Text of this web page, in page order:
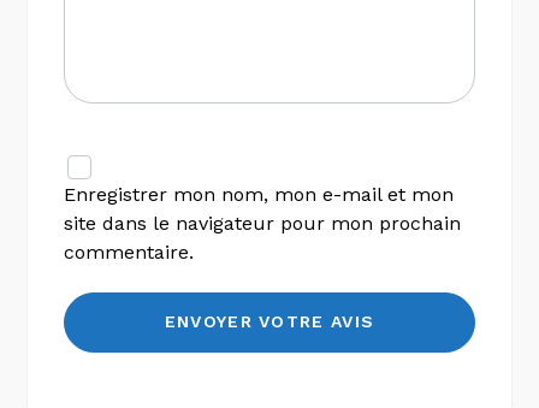
Enregistrer mon nom, mon e-mail et mon
site dans le navigateur pour mon prochain
commentaire.